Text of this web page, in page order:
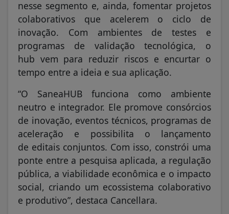
nesse segmento e, ainda, fomentar projetos
colaborativos que acelerem o ciclo de
inovação. Com ambientes de testes e
programas de validação tecnológica, o
hub vem para reduzir riscos e encurtar o
tempo entre a ideia e sua aplicação.
“O SaneaHUB funciona como ambiente
neutro e integrador. Ele promove consórcios
de inovação, eventos técnicos, programas de
aceleração e possibilita o lançamento
de editais conjuntos. Com isso, constrói uma
ponte entre a pesquisa aplicada, a regulação
pública, a viabilidade econômica e o impacto
social, criando um ecossistema colaborativo
e produtivo”, destaca Cancellara.